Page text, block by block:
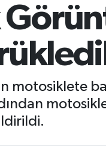
motosiklete